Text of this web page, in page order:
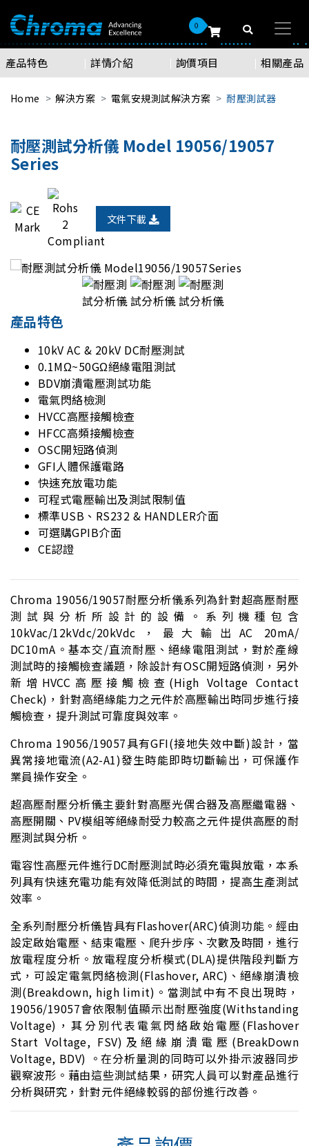
0
產品特色 詳情介紹 詢價項目 相關產品
Home 解決方案 電氣安規測試解決方案 耐壓測試器
耐壓測試分析儀 Model 19056/19057
Series
文件下載
產品特色
10kV AC & 20kV DC耐壓測試
0.1MΩ~50GΩ絕緣電阻測試
BDV崩潰電壓測試功能
電氣閃絡檢測
HVCC高壓接觸檢查
HFCC高頻接觸檢查
OSC開短路偵測
GFI人體保護電路
快速充放電功能
可程式電壓輸出及測試限制值
標準USB、RS232 & HANDLER介面
可選購GPIB介面
CE認證
Chroma 19056/19057耐壓分析儀系列為針對超高壓耐壓
測試與分析所設計的設備。系列機種包含
10kVac/12kVdc/20kVdc，最大輸出AC 20mA/
DC10mA。基本交/直流耐壓、絕緣電阻測試，對於產線
測試時的接觸檢查議題，除設計有OSC開短路偵測，另外
新增HVCC高壓接觸檢查(High Voltage Contact
Check)，針對高絕緣能力之元件於高壓輸出時同步進行接
觸檢查，提升測試可靠度與效率。
Chroma 19056/19057具有GFI(接地失效中斷)設計，當
異常接地電流(A2-A1)發生時能即時切斷輸出，可保護作
業員操作安全。
超高壓耐壓分析儀主要針對高壓光偶合器及高壓繼電器、
高壓開關、PV模組等絕緣耐受力較高之元件提供高壓的耐
壓測試與分析。
電容性高壓元件進行DC耐壓測試時必須充電與放電，本系
列具有快速充電功能有效降低測試的時間，提高生產測試
效率。
全系列耐壓分析儀皆具有Flashover(ARC)偵測功能。經由
設定啟始電壓、結束電壓、爬升步序、次數及時間，進行
放電程度分析。放電程度分析模式(DLA)提供階段判斷方
式，可設定電氣閃絡檢測(Flashover, ARC)、絕緣崩潰檢
測(Breakdown, high limit)。當測試中有不良出現時，
19056/19057會依限制值顯示出耐壓強度(Withstanding
Voltage)，其分別代表電氣閃絡啟始電壓(Flashover
Start Voltage, FSV)及絕緣崩潰電壓(BreakDown
Voltage, BDV) 。在分析量測的同時可以外掛示波器同步
觀察波形。藉由這些測試結果，研究人員可以對產品進行
分析與研究，針對元件絕緣較弱的部份進行改善。